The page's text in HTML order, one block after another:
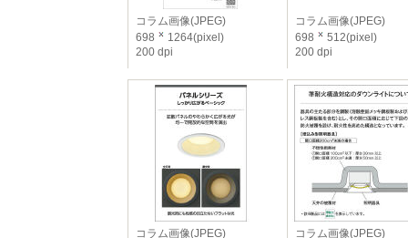
コラム画像(JPEG)
698
1264(pixel)
200 dpi
コラム画像(JPEG)
698
512(pixel)
200 dpi
コラム画像(JPEG) コラム画像(JPEG)